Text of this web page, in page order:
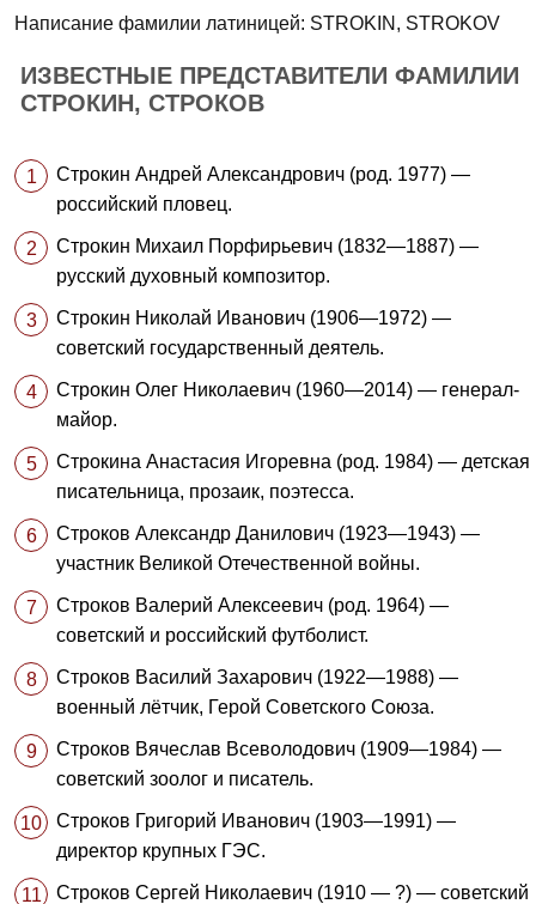
Написание фамилии латиницей: STROKIN, STROKOV
ИЗВЕСТНЫЕ ПРЕДСТАВИТЕЛИ ФАМИЛИИ
СТРОКИН, СТРОКОВ
Строкин Андрей Александрович (род. 1977) —
российский пловец.
Строкин Михаил Порфирьевич (1832—1887) —
русский духовный композитор.
Строкин Николай Иванович (1906—1972) —
советский государственный деятель.
Строкин Олег Николаевич (1960—2014) — генерал-
майор.
Строкина Анастасия Игоревна (род. 1984) — детская
писательница, прозаик, поэтесса.
Строков Александр Данилович (1923—1943) —
участник Великой Отечественной войны.
Строков Валерий Алексеевич (род. 1964) —
советский и российский футболист.
Строков Василий Захарович (1922—1988) —
военный лётчик, Герой Советского Союза.
Строков Вячеслав Всеволодович (1909—1984) —
советский зоолог и писатель.
Строков Григорий Иванович (1903—1991) —
директор крупных ГЭС.
Строков Сергей Николаевич (1910 — ?) — советский